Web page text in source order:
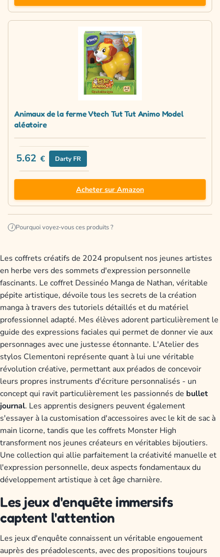
Animaux de la ferme Vtech Tut Tut Animo Model
aléatoire
5.62 € Darty FR
Acheter sur Amazon
i Pourquoi voyez-vous ces produits ?
Les coffrets créatifs de 2024 propulsent nos jeunes artistes
en herbe vers des sommets d'expression personnelle
fascinants. Le coffret Dessinéo Manga de Nathan, véritable
pépite artistique, dévoile tous les secrets de la création
manga à travers des tutoriels détaillés et du matériel
professionnel adapté. Mes élèves adorent particulièrement le
guide des expressions faciales qui permet de donner vie aux
personnages avec une justesse étonnante. L'Atelier des
stylos Clementoni représente quant à lui une véritable
révolution créative, permettant aux préados de concevoir
leurs propres instruments d'écriture personnalisés - un
concept qui ravit particulièrement les passionnés de bullet
journal. Les apprentis designers peuvent également
s'essayer à la customisation d'accessoires avec le kit de sac à
main licorne, tandis que les coffrets Monster High
transforment nos jeunes créateurs en véritables bijoutiers.
Une collection qui allie parfaitement la créativité manuelle et
l'expression personnelle, deux aspects fondamentaux du
développement artistique à cet âge charnière.
Les jeux d'enquête immersifs
captent l'attention
Les jeux d'enquête connaissent un véritable engouement
auprès des préadolescents, avec des propositions toujours